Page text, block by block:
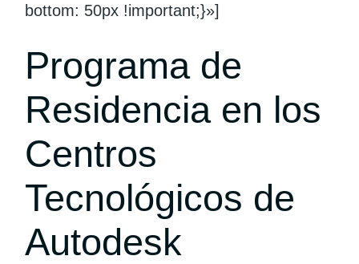
bottom: 50px !important;}»]
Programa de
Residencia en los
Centros
Tecnológicos de
Autodesk